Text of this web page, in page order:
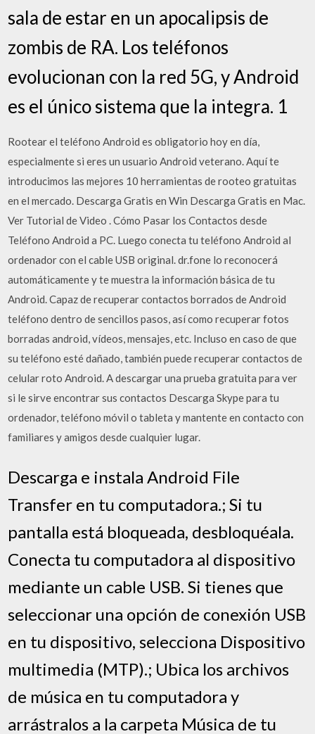
sala de estar en un apocalipsis de
zombis de RA. Los teléfonos
evolucionan con la red 5G, y Android
es el único sistema que la integra. 1
Rootear el teléfono Android es obligatorio hoy en día,
especialmente si eres un usuario Android veterano. Aquí te
introducimos las mejores 10 herramientas de rooteo gratuitas
en el mercado. Descarga Gratis en Win Descarga Gratis en Mac.
Ver Tutorial de Video . Cómo Pasar los Contactos desde
Teléfono Android a PC. Luego conecta tu teléfono Android al
ordenador con el cable USB original. dr.fone lo reconocerá
automáticamente y te muestra la información básica de tu
Android. Capaz de recuperar contactos borrados de Android
teléfono dentro de sencillos pasos, así como recuperar fotos
borradas android, vídeos, mensajes, etc. Incluso en caso de que
su teléfono esté dañado, también puede recuperar contactos de
celular roto Android. A descargar una prueba gratuita para ver
si le sirve encontrar sus contactos Descarga Skype para tu
ordenador, teléfono móvil o tableta y mantente en contacto con
familiares y amigos desde cualquier lugar.
Descarga e instala Android File
Transfer en tu computadora.; Si tu
pantalla está bloqueada, desbloquéala.
Conecta tu computadora al dispositivo
mediante un cable USB. Si tienes que
seleccionar una opción de conexión USB
en tu dispositivo, selecciona Dispositivo
multimedia (MTP).; Ubica los archivos
de música en tu computadora y
arrástralos a la carpeta Música de tu